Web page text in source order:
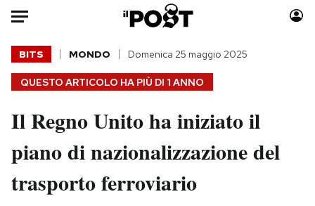
Auto
HOME
Italia
Politica
Tecnologia
Internet
Moda
Consumismi
Storie/Idee
QUESTO ARTICOLO HA PIÙ DI 1 ANNO
BITS MONDO Domenica 25 maggio 2025
Il Regno Unito ha iniziato il
piano di nazionalizzazione del
trasporto ferroviario